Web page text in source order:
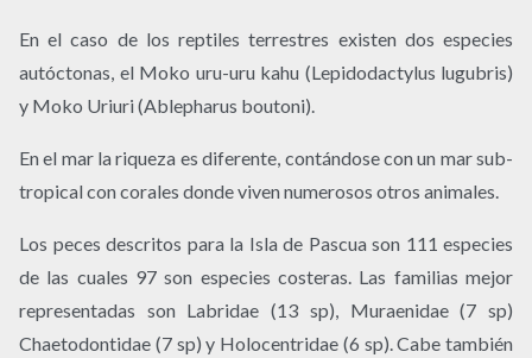
En el caso de los reptiles terrestres existen dos especies
autóctonas, el Moko uru-uru kahu (Lepidodactylus lugubris)
y Moko Uriuri (Ablepharus boutoni).
En el mar la riqueza es diferente, contándose con un mar sub-
tropical con corales donde viven numerosos otros animales.
Los peces descritos para la Isla de Pascua son 111 especies
de las cuales 97 son especies costeras. Las familias mejor
representadas son Labridae (13 sp), Muraenidae (7 sp)
Chaetodontidae (7 sp) y Holocentridae (6 sp). Cabe también